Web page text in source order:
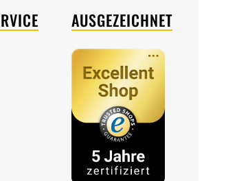
AUSGEZEICHNET